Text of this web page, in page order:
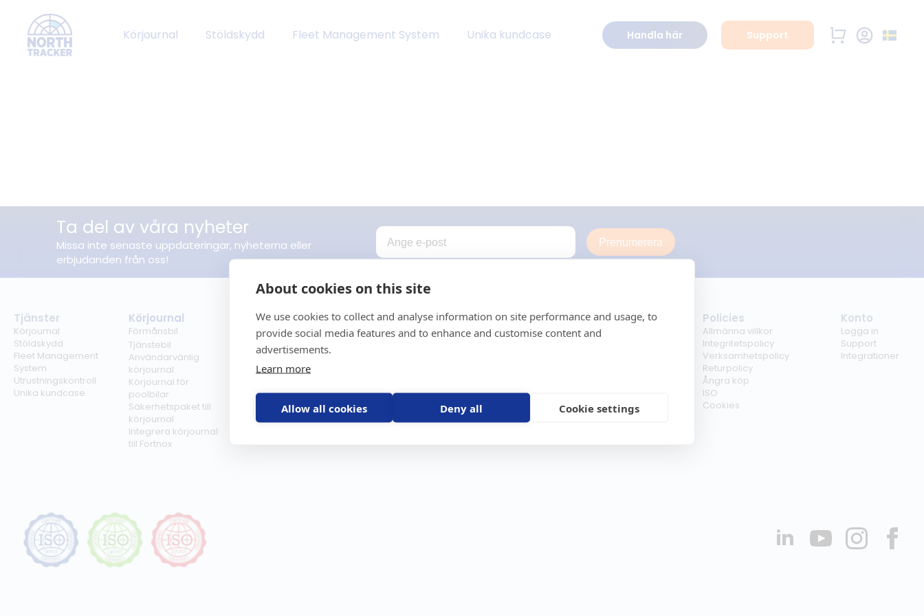
About cookies on this site
We use cookies to collect and analyse information on site performance and usage, to
provide social media features and to enhance and customise content and
advertisements.
Learn more
Allow all cookies Deny all Cookie settings
Körjournal Stöldskydd Fleet Management System Unika kundcase Handla här Support
Ta del av våra nyheter
Missa inte senaste uppdateringar, nyheterna eller
erbjudanden från oss!
Prenumerera
Tjänster
Körjournal
Stöldskydd
Fleet Management
System
Utrustningskontroll
Unika kundcase
Körjournal
Förmånsbil
Tjänstebil
Användarvänlig
körjournal
Körjournal för
poolbilar
Säkerhetspaket till
körjournal
Integrera körjournal
till Fortnox
Regelverk
Milersättning
Regler för tjänstebil
Regler för
förmånsbil
GPS-trackers
Scout 2.0
Stöldskydd
Båt
Åkgräsklippare
Moped
Vattenskoter
Företag
Om oss
Policies
Allmänna villkor
Integritetspolicy
Verksamhetspolicy
Returpolicy
Ångra köp
ISO
Cookies
Konto
Logga in
Support
Integrationer